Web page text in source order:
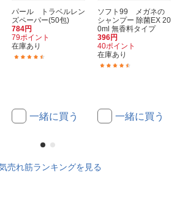
パール トラベルレン
ズペーパー(50包)
784円
79ポイント
在庫あり
一緒に買う
ソフト99 メガネの
シャンプー 除菌EX 20
0ml 無香料タイプ
396円
40ポイント
在庫あり
一緒に買う
売れ筋ランキングを見る